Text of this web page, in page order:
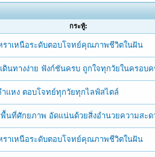
กระทู้:
ราเหนือระดับตอบโจทย์คุณภาพชีวิตในฝัน
ดินทางง่าย ฟังก์ชันครบ ถูกใจทุกวัยในครอบค
แหง ตอบโจทย์ทุกวัยทุกไลฟ์สไตล์
นที่ศักยภาพ อัดแน่นด้วยสิ่งอำนวยความสะด
ราเหนือระดับตอบโจทย์คุณภาพชีวิตในฝัน